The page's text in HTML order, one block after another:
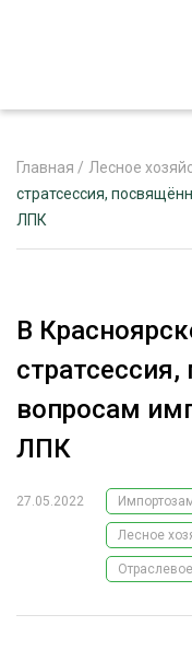
ЖУРНАЛ «ЛЕСНОЙ
ЛЕСНОЕ ХОЗЯЙСТВО
ОБРАБОТКА
ЦИФРОВАЯ СРЕДА
ЭКСПЕРТНОЕ МНЕНИЕ
Главная / Лесное
стратсессия,
ЛПК
В
вопросам
ЛПК
27.05.2022
Лесное